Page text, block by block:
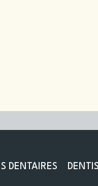
DENTAIRES